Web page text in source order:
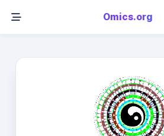
Omics.org